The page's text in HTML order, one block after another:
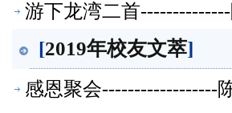
游下龙湾二首
[2019年校友文萃]
感恩聚会------------------